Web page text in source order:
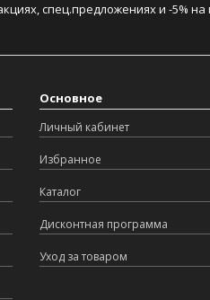
спец.предложениях и -5%
Основное
Личный кабинет
Избранное
Каталог
Дисконтная программа
Уход за товаром